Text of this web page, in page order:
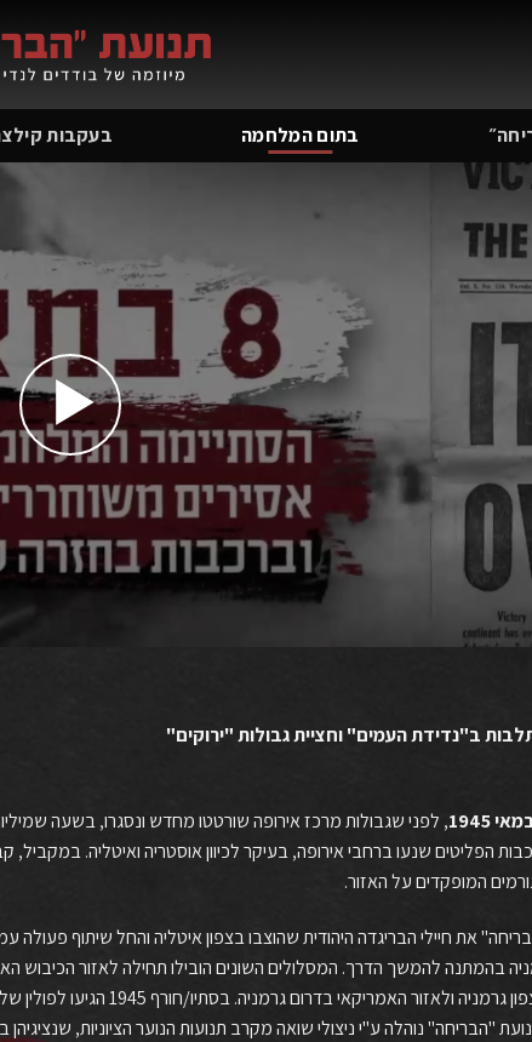
בתום המלחמה בעקבות
ב"נדידת העמים" וחציית גבולות "ירוקים"
, לפני שגבולות מרכז אירופה שורטטו מחדש ונסגרו, בשעה
הפליטים שנעו ברחבי אירופה, בעיקר לכיוון אוסטריה ואיטליה. במקביל,
המופקדים על האזור.
(שצ'צ'ין) לאזור הבריטי
"הבריחה" נוהלה ע"י ניצולי שואה מקרב תנועות הנוער הציוניות, שנציגיהן